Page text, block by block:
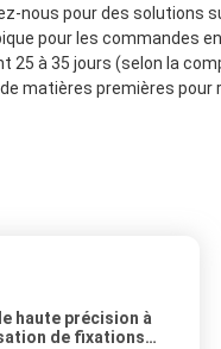
nous pour des solutions
pour les commandes
25 à 35 jours (selon la
matières premières pour
haute précision à
de fixations